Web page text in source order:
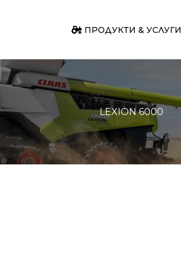
ПРОДУКТИ & УСЛУГИ
LEXION 6000